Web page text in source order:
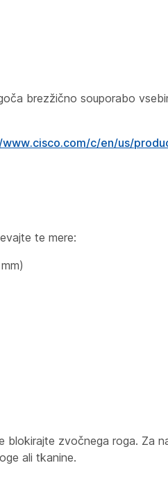
brezžično souporabo
c/en/us/
te mere:
blokirajte zvočnega roga. Za
ali tkanine.